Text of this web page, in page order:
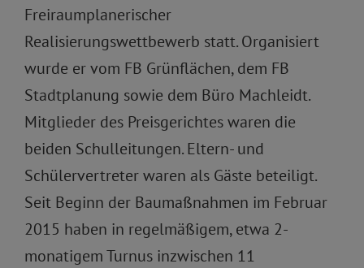
Freiraumplanerischer
Realisierungswettbewerb statt. Organisiert
wurde er vom FB Grünflächen, dem FB
Stadtplanung sowie dem Büro Machleidt.
Mitglieder des Preisgerichtes waren die
beiden Schulleitungen. Eltern- und
Schülervertreter waren als Gäste beteiligt.
Seit Beginn der Baumaßnahmen im Februar
2015 haben in regelmäßigem, etwa 2-
monatigem Turnus inzwischen 11